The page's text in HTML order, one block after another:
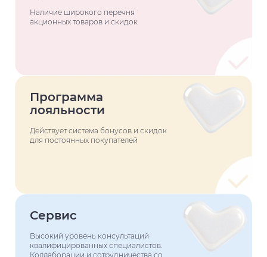
Наличие широкого перечня
акционных товаров и скидок
Программа
лояльности
Действует система бонусов и скидок
для постоянных покупателей
Сервис
Высокий уровень консультаций
квалифицированных специалистов.
Коллаборации и сотрудничества со